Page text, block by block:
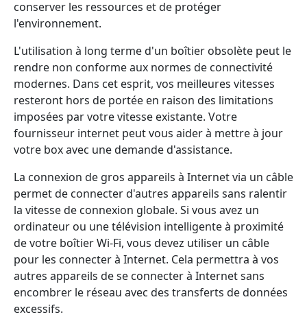
conserver les ressources et de protéger
l'environnement.
L'utilisation à long terme d'un boîtier obsolète peut le
rendre non conforme aux normes de connectivité
modernes. Dans cet esprit, vos meilleures vitesses
resteront hors de portée en raison des limitations
imposées par votre vitesse existante. Votre
fournisseur internet peut vous aider à mettre à jour
votre box avec une demande d'assistance.
La connexion de gros appareils à Internet via un câble
permet de connecter d'autres appareils sans ralentir
la vitesse de connexion globale. Si vous avez un
ordinateur ou une télévision intelligente à proximité
de votre boîtier Wi-Fi, vous devez utiliser un câble
pour les connecter à Internet. Cela permettra à vos
autres appareils de se connecter à Internet sans
encombrer le réseau avec des transferts de données
excessifs.